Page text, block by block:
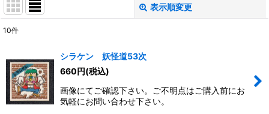
表示順変更
在庫あり
並び順:
10件
シラケン 妖怪道53次
660円(税込)
画像にてご確認下さい。ご不明点はご購入前にお
気軽にお問い合わせ下さい。